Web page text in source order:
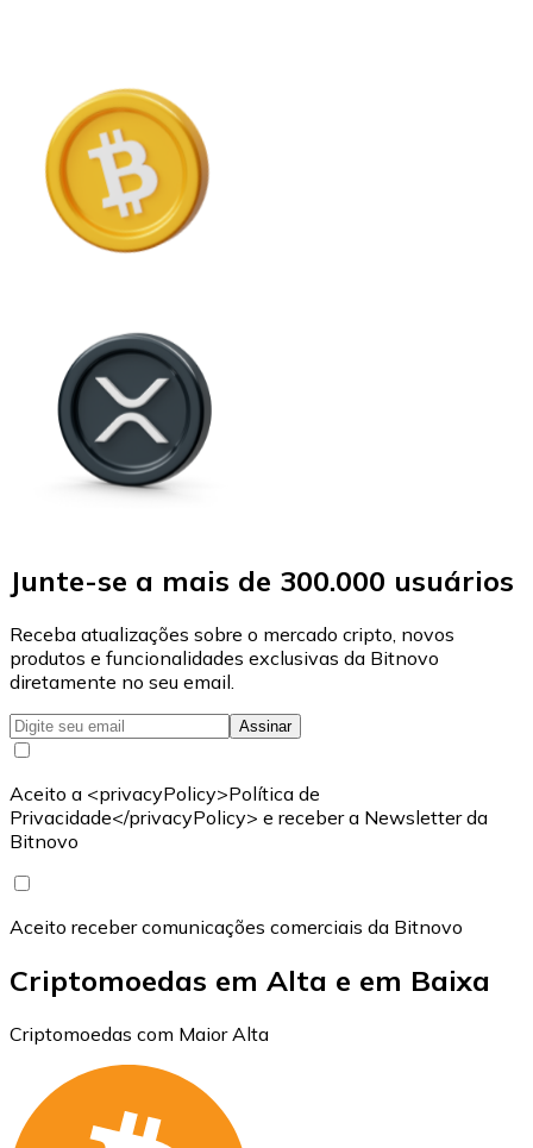
Junte-se a mais de 300.000 usuários
Receba atualizações sobre o mercado cripto, novos
produtos e funcionalidades exclusivas da Bitnovo
diretamente no seu email.
Assinar
Aceito a <privacyPolicy>Política de
Privacidade</privacyPolicy> e receber a Newsletter da
Bitnovo
Aceito receber comunicações comerciais da Bitnovo
Criptomoedas em Alta e em Baixa
Criptomoedas com Maior Alta